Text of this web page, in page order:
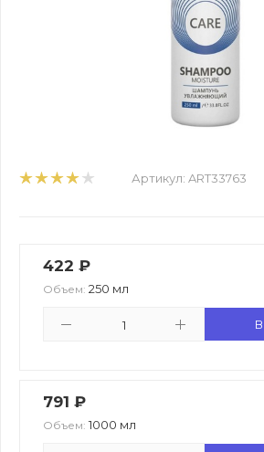
Артикул: ART33763
422 ₽
Объем: 250 мл
791 ₽
Объем: 1000 мл